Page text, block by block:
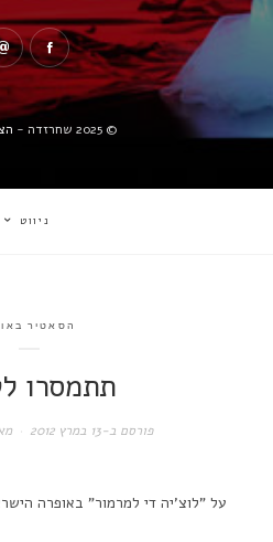
© 2025 שחרזדה -
ניווט
הסאטיר
תתמסרו
פורסם ב-13 במרץ 2012
על "לוצ'יה די למרמור" באופרה